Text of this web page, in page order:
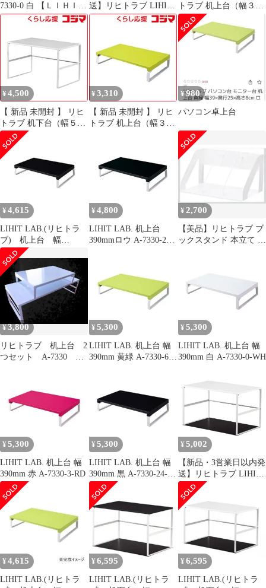
7330-0 白 【ＬＩＨＩＴ
ＬＡＢ】
送】リヒトラブ LIHIT
LAB. A-7360-24 机下台
島販売不可】
トラブ 机上台（幅３９
０ｍｍ／ロータイプ）
A‐7330‐24 (黒) 未使用
送料無料
¥ 4,500
【 新品 未開封 】 リヒ
トラブ 机下台（幅５２
０ｍｍタイプ） A‐
7360‐0 (白) 未使用 送料
無料
¥ 3,310
【 新品 未開封 】 リヒ
トラブ 机上台（幅３９
送料無料
¥980
パソコン卓上台
¥ 4,615
LIHIT LAB.(リヒトラ
ブ) 机上台 幅
390mm ロータイプ
黒 A-7330-24
¥ 4,800
LIHIT LAB. 机上台
390mmロウ A-7330-24
¥ 2,700
【美品】リヒトラブ ブ
ックスタンド 本立て 白
¥3,800
リヒトラブ 机上台 2
つセット A-7330 A-
¥ 5,300
LIHIT LAB. 机上台 幅
390mm 黄緑 A-7330-6-
¥ 5,300
LIHIT LAB. 机上台 幅
390mm 白 A-7330-0-WH
¥ 5,300
LIHIT LAB. 机上台 幅
390mm 赤 A-7330-3-RD
¥ 5,300
LIHIT LAB. 机上台 幅
390mm 黒 A-7330-24-
BK
¥ 5,002
【新品・3営業日以内発
送】リヒトラブ LIHIT
LAB. A-7360-0 机下台
０白 4903419812980 机
下タイプ TEFFA 机下台
白【沖縄離島販売不
¥ 4,615
LIHIT LAB.(リヒトラ
¥ 6,595
LIHIT LAB.(リヒトラ
¥ 6,595
LIHIT LAB.(リヒトラ